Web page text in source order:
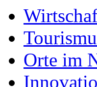
Orte im